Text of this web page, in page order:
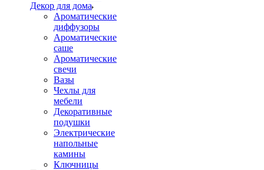
Декор для дома
Ароматические
диффузоры
Ароматические
саше
Ароматические
свечи
Вазы
Чехлы для
мебели
Декоративные
подушки
Электрические
напольные
камины
Ключницы